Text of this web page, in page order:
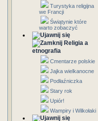
Turystyka religijna
we Francji
Świątynie które
warto zobaczyć
Religia a
etnografia
Cmentarze polskie
Jajka wielkanocne
Podłaźniczka
Stary rok
Upiór!
Wampiry i Wilkołaki